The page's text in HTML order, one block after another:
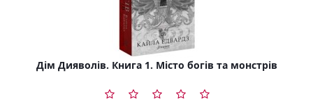
Дім Дияволів. Книга 1. Місто богів та монстрів